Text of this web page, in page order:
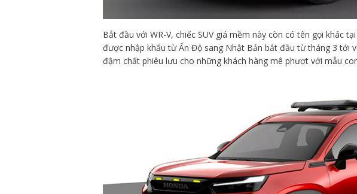
Bắt đầu với WR-V, chiếc SUV giá mềm này còn có tên gọi khác
được nhập khẩu từ Ấn Độ sang Nhật Bản bắt đầu từ tháng 3 tới
đậm chất phiêu lưu cho những khách hàng mê phượt với mẫu